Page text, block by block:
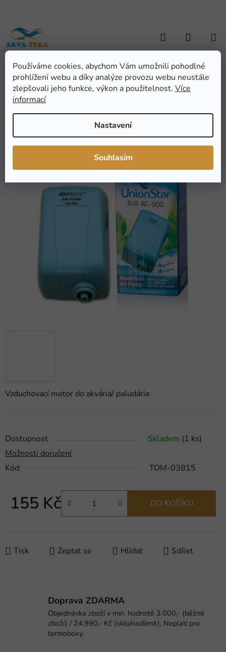
Používáme cookies, abychom Vám umožnili pohodlné
prohlížení webu a díky analýze provozu webu neustále
zlepšovali jeho funkce, výkon a použitelnost. Více
informací
Nastavení
Souhlasím
obsah
Hledat
KOŠÍK
Domů / AKVARISTIKA / Akvarijní technika / Vzduchovací motorky
Kompresor Resun UnionStar AC-500
Vzduchovací motor do akvária/ paludária
Dostupnost Skladem (1 ks)
Možnosti doručení
Kód:
TOM-03815
155 Kč DO KOŠÍKU
Tisk Zeptat se Hlídat Sdílet
Kompresor Resun
UnionStar AC-500
hodnocení
0,0
Podrobnosti hodnocení
Značka:Resun
Doprava ZDARMA
Objednávka zboží v min. hodnotě 3.000,- (běžné
zboží) / 24.990,- Kč (sklo/nadlimit). Neplatí pro
termoboxy.